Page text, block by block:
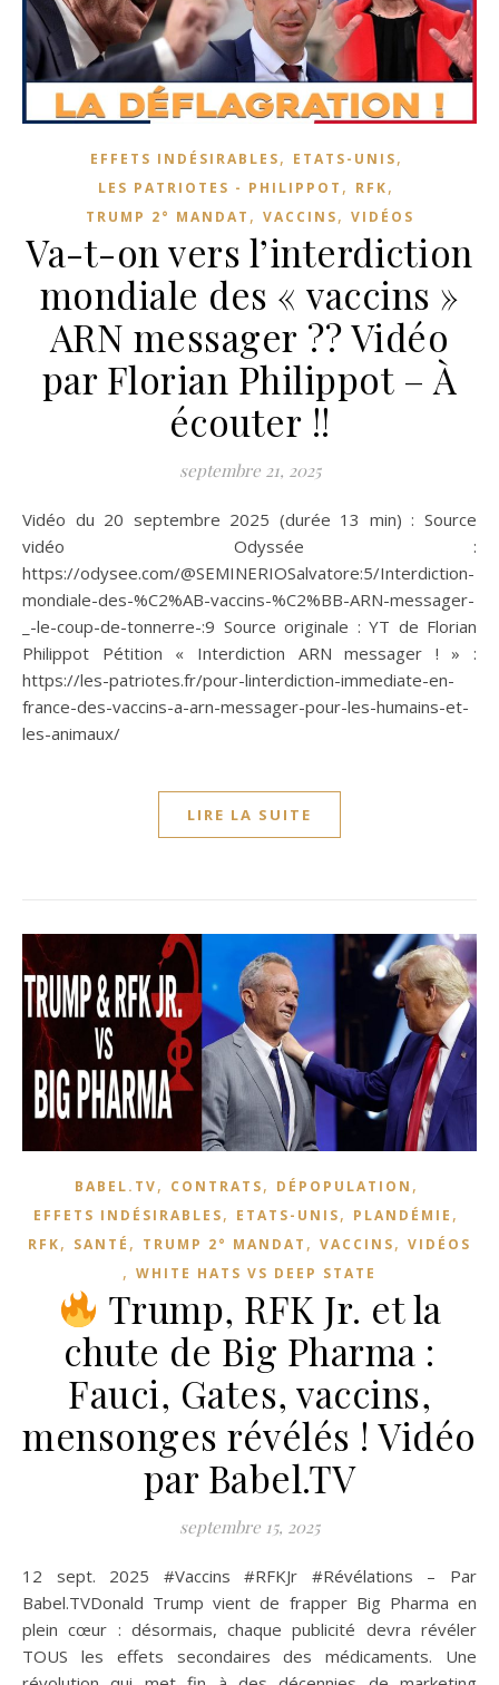
EFFETS INDÉSIRABLES, ETATS-UNIS,
LES PATRIOTES - PHILIPPOT , RFK,
TRUMP 2° MANDAT , VACCINS, VIDÉOS
Va-t-on vers l’interdiction
mondiale des « vaccins »
ARN messager ?? Vidéo
par Florian Philippot – À
écouter !!
septembre 21, 2025
Vidéo du 20 septembre 2025 (durée 13 min) : Source
vidéo Odyssée :
https://odysee.com/@SEMINERIOSalvatore:5/Interdiction-
mondiale-des-%C2%AB-vaccins-%C2%BB-ARN-messager-
_-le-coup-de-tonnerre-:9 Source originale : YT de Florian
Philippot Pétition « Interdiction ARN messager ! » :
https://les-patriotes.fr/pour-linterdiction-immediate-en-
france-des-vaccins-a-arn-messager-pour-les-humains-et-
les-animaux/
LIRE LA SUITE
BABEL.TV, CONTRATS, DÉPOPULATION ,
EFFETS INDÉSIRABLES, ETATS-UNIS, PLANDÉMIE ,
RFK, SANTÉ , TRUMP 2° MANDAT , VACCINS, VIDÉOS
, WHITE HATS VS DEEP STATE
Trump, RFK Jr. et la
chute de Big Pharma :
Fauci, Gates, vaccins,
mensonges révélés ! Vidéo
par Babel.TV
septembre 15, 2025
12 sept. 2025 #Vaccins #RFKJr #Révélations – Par
Babel.TVDonald Trump vient de frapper Big Pharma en
plein cœur : désormais, chaque publicité devra révéler
TOUS les effets secondaires des médicaments. Une